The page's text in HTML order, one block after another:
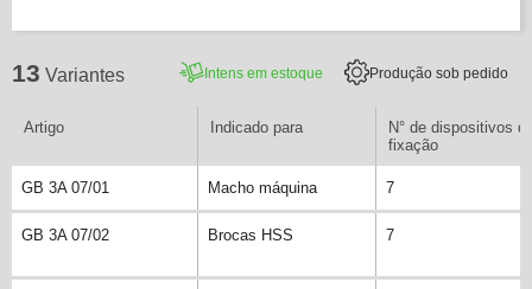
13 Variantes Intens em estoque Produção sob pedido
Artigo Indicado para
N° de dispositivos
fixação
GB 3A 07/01 Macho máquina 7
GB 3A 07/02 Brocas HSS 7